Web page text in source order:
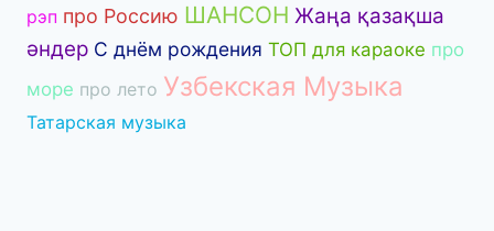
рэп про Россию ШАНСОН Жаңа қазақша
әндер С днём рождения ТОП для караоке про
море про лето Узбекская Музыка
Татарская музыка